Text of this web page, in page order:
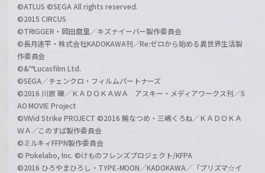
©ATLUS ©SEGA All rights reserved.
©2015 CIRCUS
©TRIGGER・岡田麿里／キズナイーバー製作委員会
©長月達平・株式会社KADOKAWA刊／Re:ゼロから始める異世界生活製
作委員会
©&™Lucasfilm Ltd.
©SEGA／チェンクロ・フィルムパートナーズ
©2016 川原 礫／ＫＡＤＯＫＡＷＡ アスキー・メディアワークス刊／S
AO MOVIE Project
©ViVid Strike PROJECT ©2016 暁なつめ・三嶋くろね／ＫＡＤＯＫＡ
ＷＡ／このすば製作委員会
©ミルキィFFPN製作委員会
© Pokelabo, Inc. ©けものフレンズプロジェクト/KFPA
©2016 ひろやまひろし・TYPE-MOON／KADOKAWA／「プリズマ☆イ